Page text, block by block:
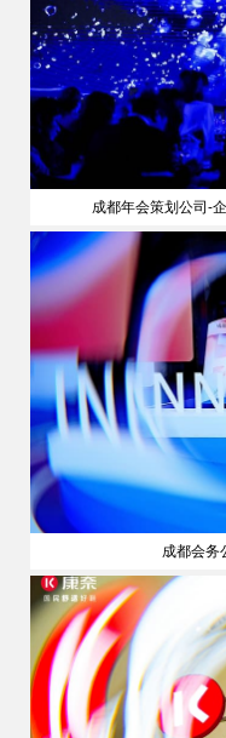
成都年会策划公司-
成都会务